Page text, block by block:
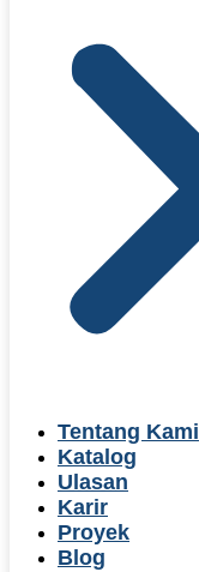
Tentang Kami
Katalog
Ulasan
Karir
Proyek
Blog